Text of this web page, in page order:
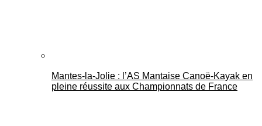
Mantes-la-Jolie : l’AS Mantaise Canoë‑Kayak en
pleine réussite aux Championnats de France